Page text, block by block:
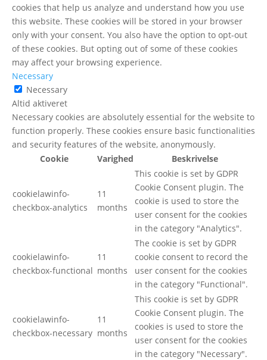
cookies that help us analyze and understand how you use
this website. These cookies will be stored in your browser
only with your consent. You also have the option to opt-out
of these cookies. But opting out of some of these cookies
may affect your browsing experience.
Necessary
Necessary
Altid aktiveret
Necessary cookies are absolutely essential for the website to
function properly. These cookies ensure basic functionalities
and security features of the website, anonymously.
Cookie
Varighed Beskrivelse
cookielawinfo-
checkbox-analytics
11
months
This cookie is set by GDPR
Cookie Consent plugin. The
cookie is used to store the
user consent for the cookies
in the category "Analytics".
cookielawinfo-
checkbox-functional
11
months
The cookie is set by GDPR
cookie consent to record the
user consent for the cookies
in the category "Functional".
cookielawinfo-
checkbox-necessary
11
months
This cookie is set by GDPR
Cookie Consent plugin. The
cookies is used to store the
user consent for the cookies
in the category "Necessary".